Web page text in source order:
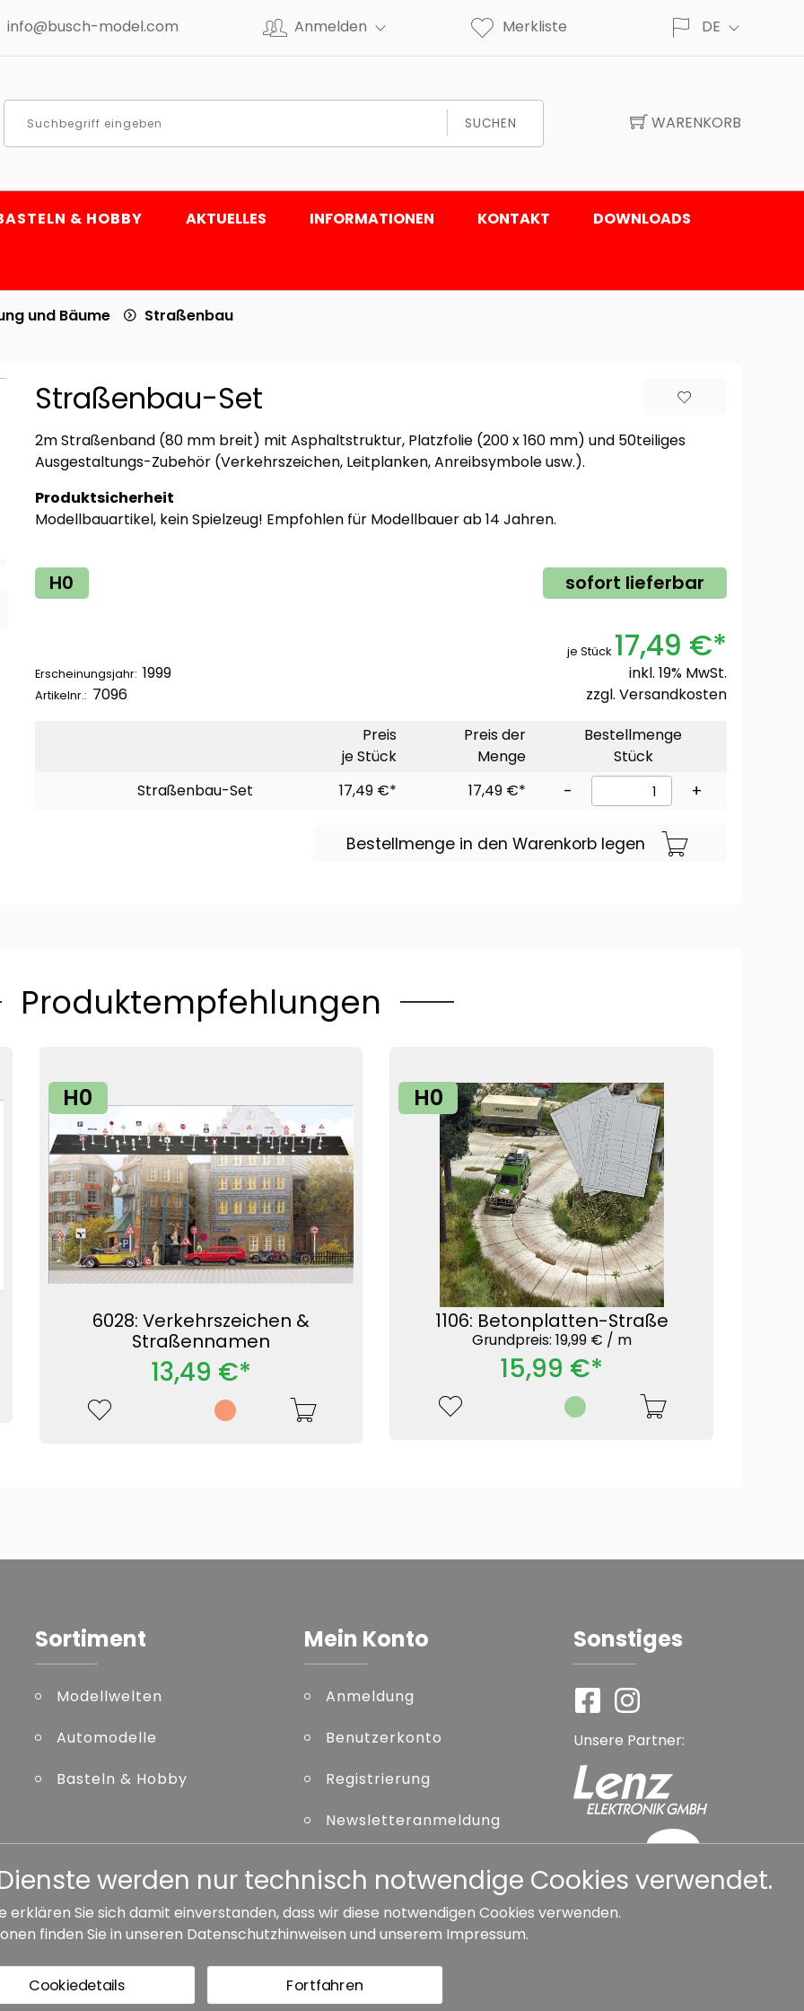
info@busch-model.com Anmelden Merkliste DE
SUCHEN WARENKORB
& HOBBY AKTUELLES INFORMATIONEN KONTAKT DOWNLOADS
und Bäume Straßenbau
Straßenbau-Set
2m Straßenband (80 mm breit) mit Asphaltstruktur, Platzfolie (200 x 160 mm) und 50teiliges
Ausgestaltungs-Zubehör (Verkehrszeichen, Leitplanken, Anreibsymbole usw.).
Produktsicherheit
Modellbauartikel, kein Spielzeug! Empfohlen für Modellbauer ab 14 Jahren.
H0 sofort lieferbar
Erscheinungsjahr: 1999
Artikelnr.: 7096
je Stück 17,49 €*
inkl. 19% MwSt.
zzgl. Versandkosten
Preis
je Stück
Preis der
Menge
Bestellmenge
Stück
Straßenbau-Set
17,49 €* 17,49 €* - +
Bestellmenge in den Warenkorb legen
Produktempfehlungen
H0
6028: Verkehrszeichen &
Straßennamen
13,49 €*
H0
1106: Betonplatten-Straße
Grundpreis: 19,99 € / m
15,99 €*
Sortiment
Modellwelten
Automodelle
Basteln & Hobby
Mein Konto
Anmeldung
Benutzerkonto
Registrierung
Newsletteranmeldung
Sonstiges
Unsere Partner:
werden nur technisch notwendige Cookies verwendet.
erklären Sie sich damit einverstanden, dass wir diese notwendigen Cookies verwenden.
finden Sie in unseren Datenschutzhinweisen und unserem Impressum.
Cookiedetails Fortfahren